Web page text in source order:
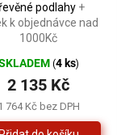
podlahy +
k objednávce nad
1000Kč
(4 ks)
764 Kč bez DPH
2 135 Kč